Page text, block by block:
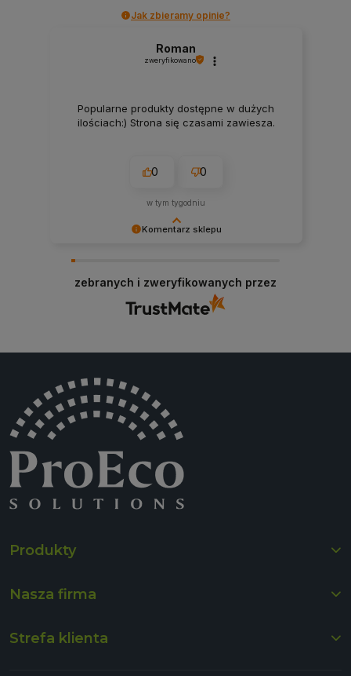
Jak zbieramy opinie?
Komentarz sklepu
oczekiwania. Zapraszamy ponownie!
Roman
zweryfikowano
Popularne produkty dostępne w dużych
ilościach:) Strona się czasami zawiesza.
0 0
w tym tygodniu
zebranych i zweryfikowanych przez
Produkty
Nasza firma
Strefa klienta